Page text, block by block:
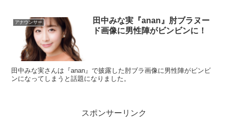
アナウンサー
田中みな実『anan』肘ブラヌー
ド画像に男性陣がビンビンに！
田中みな実さんは『anan』で披露した肘ブラ画像に男性陣がビンビ
ンになってしまうと話題になりました。
スポンサーリンク